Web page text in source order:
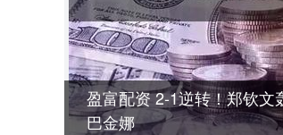
盈富配资 2-1逆转！郑钦
巴金娜